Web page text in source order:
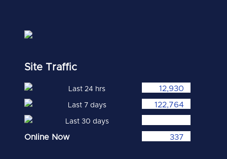
Site Traffic
Last 24 hrs 12,930
Last 7 days 122,764
Last 30 days
Online Now 337